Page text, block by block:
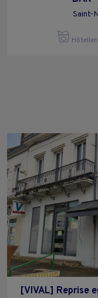
Saint-
[VIVAL] Reprise